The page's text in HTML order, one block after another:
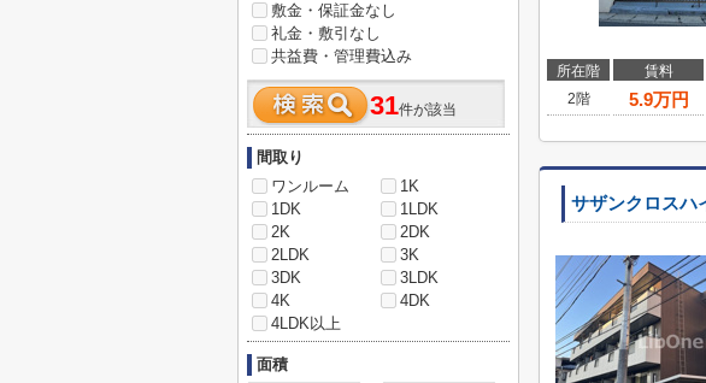
所在階 賃料
2階
5.9万円
サザンクロスハ
敷金・保証金なし
礼金・敷引なし
共益費・管理費込み
31件が該当
間取り
ワンルーム
1K
1DK
1LDK
2K
2DK
2LDK
3K
3DK
3LDK
4K
4DK
4LDK以上
面積